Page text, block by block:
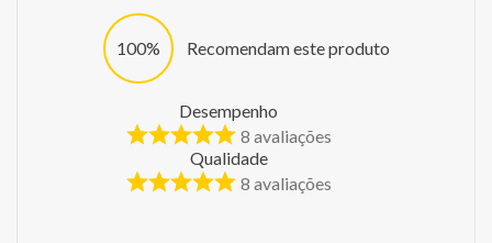
100% Recomendam este produto
Desempenho
8 avaliações
Qualidade
8 avaliações